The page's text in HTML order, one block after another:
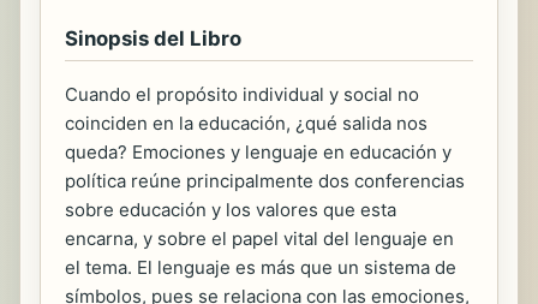
Sinopsis del Libro
Cuando el propósito individual y social no
coinciden en la educación, ¿qué salida nos
queda? Emociones y lenguaje en educación y
política reúne principalmente dos conferencias
sobre educación y los valores que esta
encarna, y sobre el papel vital del lenguaje en
el tema. El lenguaje es más que un sistema de
símbolos, pues se relaciona con las emociones,